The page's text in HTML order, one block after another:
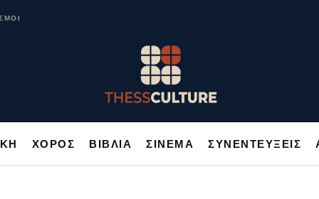
ΧΟΡΟΣ ΒΙΒΛΙΑ ΣΙΝΕΜΑ ΣΥΝΕΝΤΕΥΞΕΙΣ